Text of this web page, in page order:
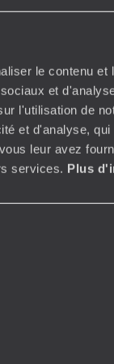
le contenu et
et
l'utilisation de
et d'analyse,
leur avez
services. Plus
ils vous